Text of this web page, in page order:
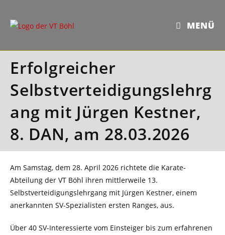
Inhalt
springen
MENÜ
Erfolgreicher
Selbstverteidigungslehrg
ang mit Jürgen Kestner,
8. DAN, am 28.03.2026
Am Samstag, dem 28. April 2026 richtete die Karate-
Abteilung der VT Böhl ihren mittlerweile 13.
Selbstverteidigungslehrgang mit Jürgen Kestner, einem
anerkannten SV-Spezialisten ersten Ranges, aus.
Über 40 SV-Interessierte vom Einsteiger bis zum erfahrenen